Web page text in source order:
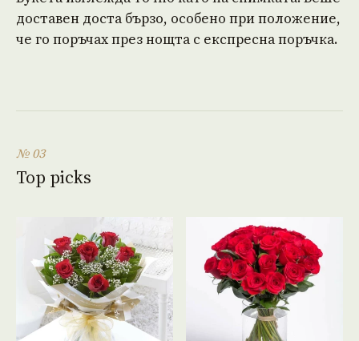
доставен доста бързо, особено при положение,
че го поръчах през нощта с експресна поръчка.
№ 03
Top picks